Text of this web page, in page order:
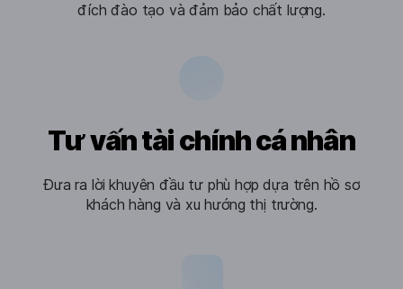
đích đào tạo và đảm bảo chất lượng.
Tư vấn tài chính cá nhân
Đưa ra lời khuyên đầu tư phù hợp dựa trên hồ sơ
khách hàng và xu hướng thị trường.